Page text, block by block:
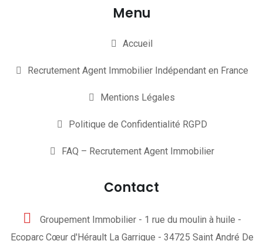
Menu
Accueil
Recrutement Agent Immobilier Indépendant en France
Mentions Légales
Politique de Confidentialité RGPD
FAQ – Recrutement Agent Immobilier
Contact
Groupement Immobilier - 1 rue du moulin à huile -
Ecoparc Cœur d'Hérault La Garrigue - 34725 Saint André De